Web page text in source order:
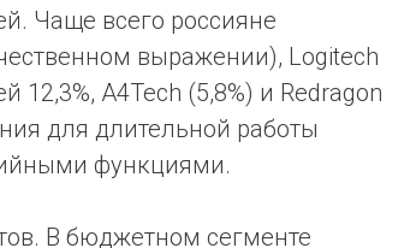
Чаще всего россияне
выражении), Logitech
12,3%, A4Tech (5,8%) и Redragon
для длительной работы
функциями.
В бюджетном сегменте